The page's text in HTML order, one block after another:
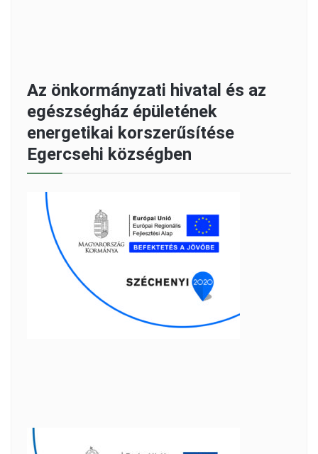
Az önkormányzati hivatal és az
egészségház épületének
energetikai korszerűsítése
Egercsehi községben